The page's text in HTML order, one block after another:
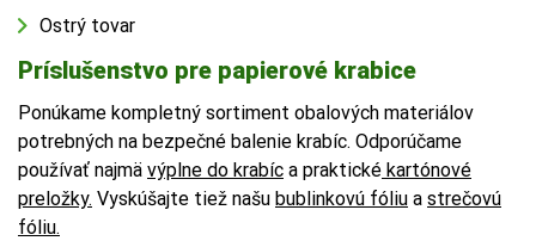
Ostrý tovar
Príslušenstvo pre papierové krabice
Ponúkame kompletný sortiment obalových materiálov
potrebných na bezpečné balenie krabíc. Odporúčame
používať najmä výplne do krabíc a praktické kartónové
preložky. Vyskúšajte tiež našu bublinkovú fóliu a strečovú
fóliu.